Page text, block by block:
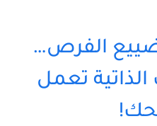
الفرص…
تعمل